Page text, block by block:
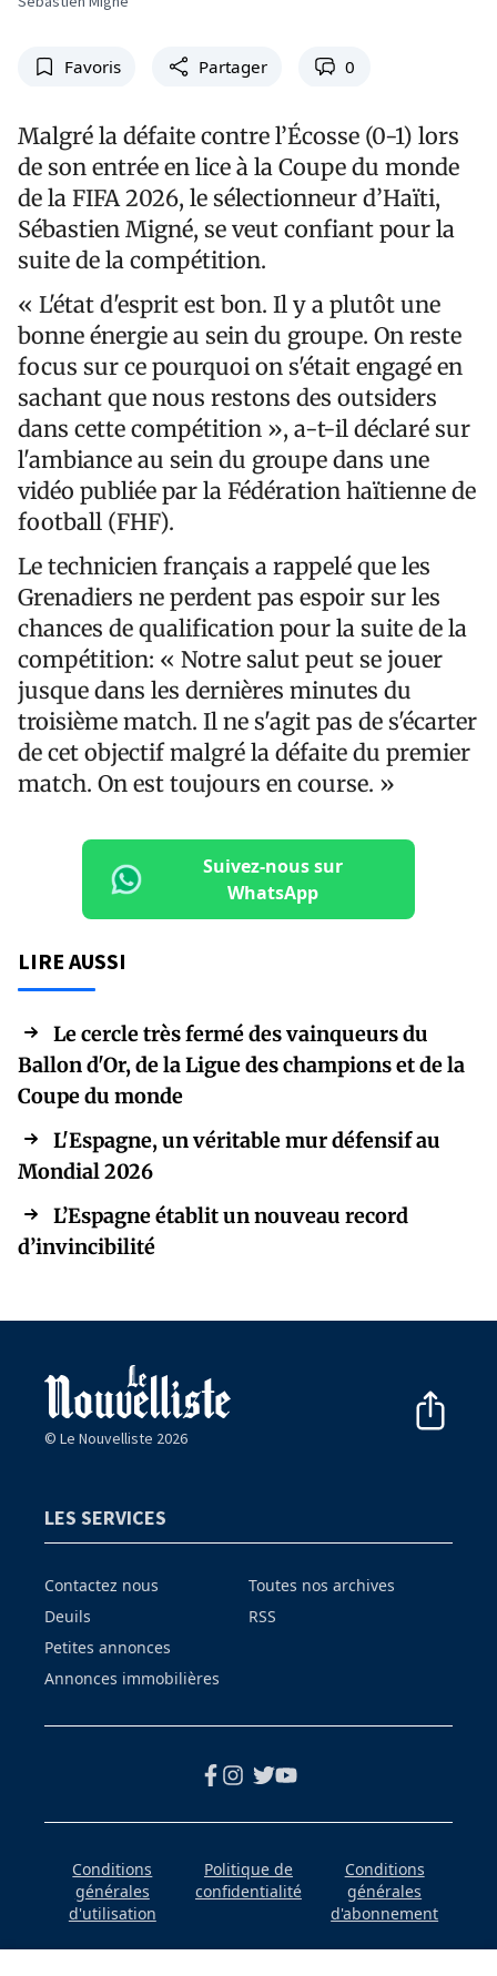
Favoris Partager 0
Malgré la défaite contre l’Écosse (0-1) lors
de son entrée en lice à la Coupe du monde
de la FIFA 2026, le sélectionneur d’Haïti,
Sébastien Migné, se veut confiant pour la
suite de la compétition.
« L'état d'esprit est bon. Il y a plutôt une
bonne énergie au sein du groupe. On reste
focus sur ce pourquoi on s'était engagé en
sachant que nous restons des outsiders
dans cette compétition », a-t-il déclaré sur
l'ambiance au sein du groupe dans une
vidéo publiée par la Fédération haïtienne de
football (FHF).
Le technicien français a rappelé que les
Grenadiers ne perdent pas espoir sur les
chances de qualification pour la suite de la
compétition: « Notre salut peut se jouer
jusque dans les dernières minutes du
troisième match. Il ne s'agit pas de s'écarter
de cet objectif malgré la défaite du premier
match. On est toujours en course. »
Suivez-nous sur
WhatsApp
LIRE AUSSI
Le cercle très fermé des vainqueurs du
Ballon d'Or, de la Ligue des champions et de la
Coupe du monde
L'Espagne, un véritable mur défensif au
Mondial 2026
L’Espagne établit un nouveau record
d’invincibilité
© Le Nouvelliste 2026
LES SERVICES
Contactez nous
Deuils
Petites annonces
Annonces immobilières
Toutes nos archives
RSS
Conditions
générales
d'utilisation
Politique de
confidentialité
Conditions
générales
d'abonnement